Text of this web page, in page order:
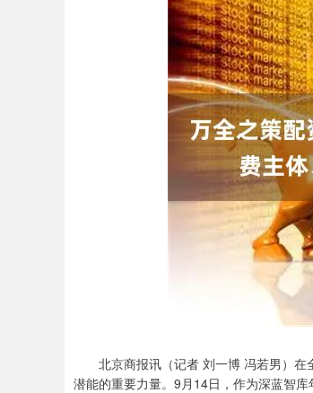
北京商报讯（记者 刘一博 冯若男）在
潜能的重要力量。9月14日，作为深蓝智